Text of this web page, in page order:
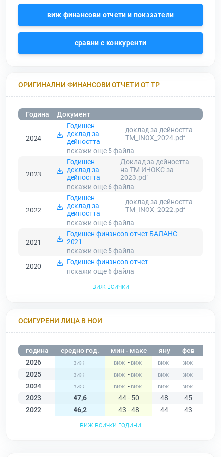
виж финансови отчети и показатели
сравни с конкуренти
ОРИГИНАЛНИ ФИНАНСОВИ ОТЧЕТИ ОТ ТР
Година Документ
2024
Годишен
доклад за
дейността
доклад за дейността
TM_INOX_2024.pdf
покажи още 5файла
2023
Годишен
доклад за
дейността
Доклад за дейността
на ТМ ИНОКС за
2023.pdf
покажи още 6 файла
2022
Годишен
доклад за
дейността
доклад за дейността
TM_INOX_2022.pdf
покажи още 6 файла
2021
Годишен финансов отчет БАЛАНС
2021
покажи още 5файла
2020
Годишен финансов отчет
покажи още 6 файла
виж всички
ОСИГУРЕНИ ЛИЦА В НОИ
година средно год. мин - макс яну фев
2026
-
2025
-
2024
-
2023
47,6 44 - 50 48 45
2022
46,2 43 - 48 44 43
виж всички години